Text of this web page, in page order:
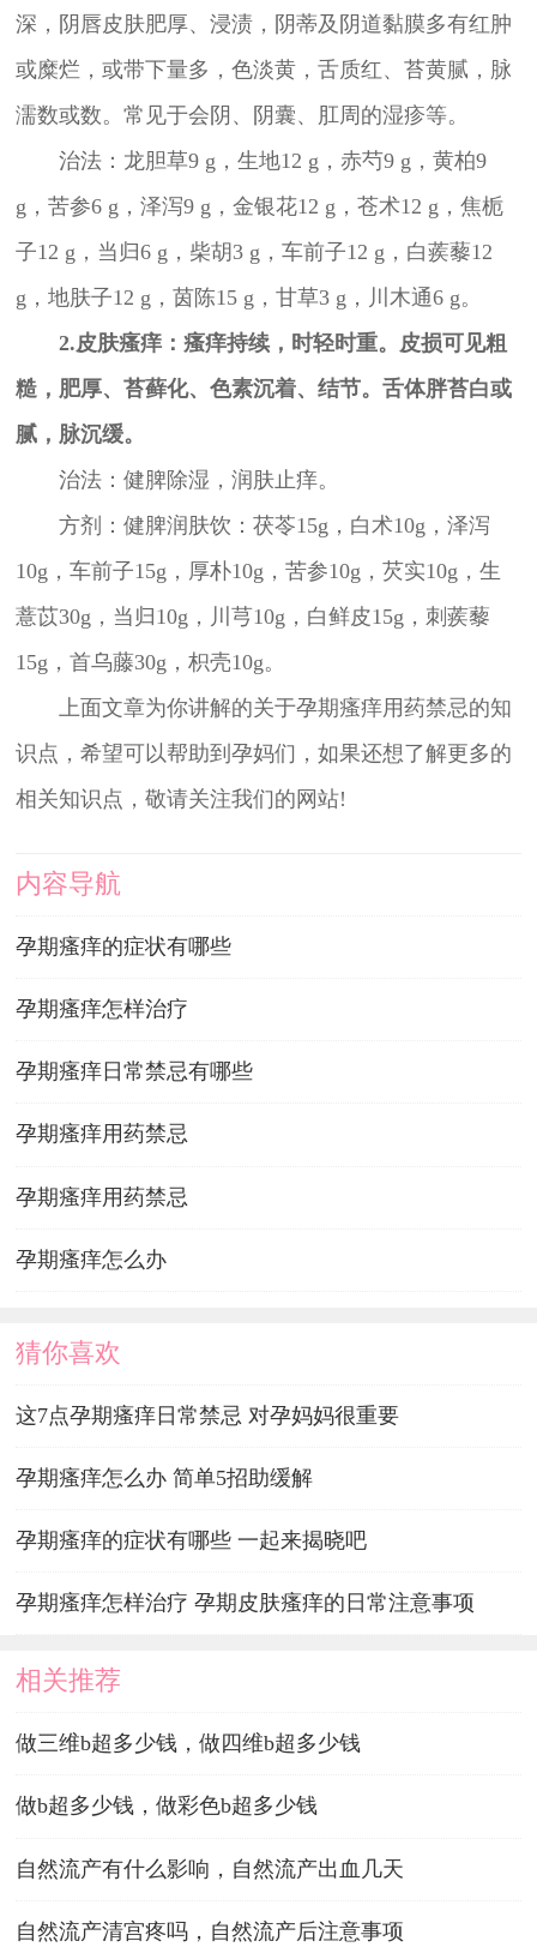
深，阴唇皮肤肥厚、浸渍，阴蒂及阴道黏膜多有红肿
或糜烂，或带下量多，色淡黄，舌质红、苔黄腻，脉
濡数或数。常见于会阴、阴囊、肛周的湿疹等。
治法：龙胆草9 g，生地12 g，赤芍9 g，黄柏9
g，苦参6 g，泽泻9 g，金银花12 g，苍术12 g，焦栀
子12 g，当归6 g，柴胡3 g，车前子12 g，白蒺藜12
g，地肤子12 g，茵陈15 g，甘草3 g，川木通6 g。
2.皮肤瘙痒：瘙痒持续，时轻时重。皮损可见粗
糙，肥厚、苔藓化、色素沉着、结节。舌体胖苔白或
腻，脉沉缓。
治法：健脾除湿，润肤止痒。
方剂：健脾润肤饮：茯苓15g，白术10g，泽泻
10g，车前子15g，厚朴10g，苦参10g，芡实10g，生
薏苡30g，当归10g，川芎10g，白鲜皮15g，刺蒺藜
15g，首乌藤30g，枳壳10g。
上面文章为你讲解的关于孕期瘙痒用药禁忌的知
识点，希望可以帮助到孕妈们，如果还想了解更多的
相关知识点，敬请关注我们的网站!
内容导航
孕期瘙痒的症状有哪些
孕期瘙痒怎样治疗
孕期瘙痒日常禁忌有哪些
孕期瘙痒用药禁忌
孕期瘙痒用药禁忌
孕期瘙痒怎么办
猜你喜欢
这7点孕期瘙痒日常禁忌 对孕妈妈很重要
孕期瘙痒怎么办 简单5招助缓解
孕期瘙痒的症状有哪些 一起来揭晓吧
孕期瘙痒怎样治疗 孕期皮肤瘙痒的日常注意事项
相关推荐
做三维b超多少钱，做四维b超多少钱
做b超多少钱，做彩色b超多少钱
自然流产有什么影响，自然流产出血几天
自然流产清宫疼吗，自然流产后注意事项